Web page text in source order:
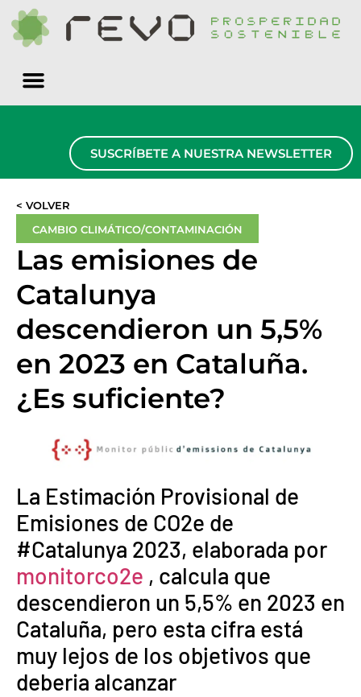
SUSCRÍBETE A NUESTRA NEWSLETTER
< VOLVER
CAMBIO CLIMÁTICO/CONTAMINACIÓN
Las emisiones de
Catalunya
descendieron un 5,5%
en 2023 en Cataluña.
¿Es suficiente?
La Estimación Provisional de
Emisiones de CO2e de
#Catalunya 2023, elaborada por
monitorco2e , calcula que
descendieron un 5,5% en 2023 en
Cataluña, pero esta cifra está
muy lejos de los objetivos que
deberia alcanzar